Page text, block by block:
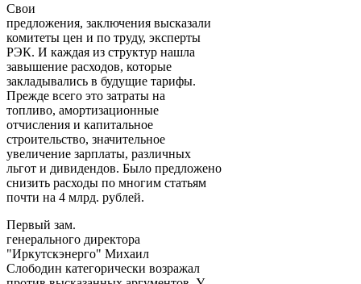
Свои
предложения, заключения высказали
комитеты цен и по труду, эксперты
РЭК. И каждая из структур нашла
завышение расходов, которые
закладывались в будущие тарифы.
Прежде всего это затраты на
топливо, амортизационные
отчисления и капитальное
строительство, значительное
увеличение зарплаты, различных
льгот и дивидендов. Было предложено
снизить расходы по многим статьям
почти на 4 млрд. рублей.
Первый зам.
генерального директора
"Иркутскэнерго" Михаил
Слободин категорически возражал